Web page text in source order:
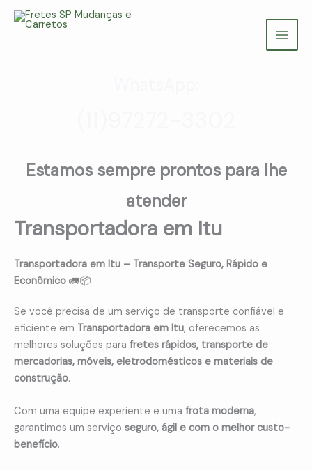
para
Estamos sempre prontos para lhe
atender
Transportadora em Itu
Transportadora em Itu – Transporte Seguro, Rápido e
Econômico 🚛📦
Se você precisa de um serviço de transporte confiável e
eficiente em Transportadora em Itu, oferecemos as
melhores soluções para fretes rápidos, transporte de
mercadorias, móveis, eletrodomésticos e materiais de
construção.
Com uma equipe experiente e uma frota moderna,
garantimos um serviço seguro, ágil e com o melhor custo-
benefício.